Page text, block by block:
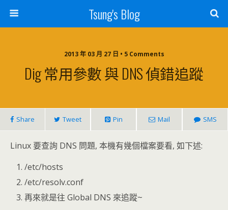
Tsung's Blog
2013 年 03 月 27 日 • 5 Comments
Dig 常用參數 與 DNS 偵錯追蹤
Share Tweet Pin Mail SMS
Linux 要查詢 DNS 問題, 本機有幾個檔案要看, 如下述:
/etc/hosts
/etc/resolv.conf
再來就是往 Global DNS 來追蹤~